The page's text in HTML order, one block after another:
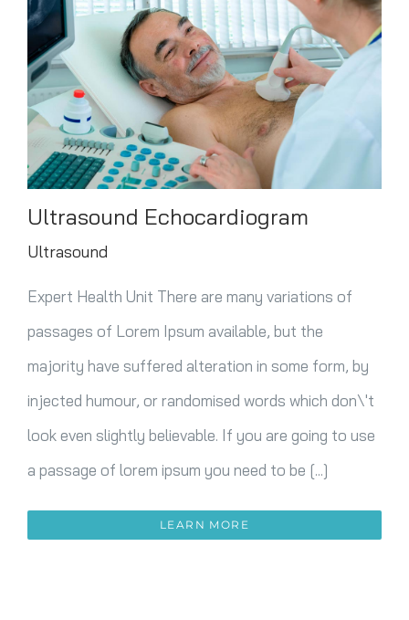
Contacto
Ultrasound Echocardiogram
Ultrasound
Expert Health Unit There are many variations of
passages of Lorem Ipsum available, but the
majority have suffered alteration in some form, by
injected humour, or randomised words which don\'t
look even slightly believable. If you are going to use
a passage of lorem ipsum you need to be [...]
LEARN MORE